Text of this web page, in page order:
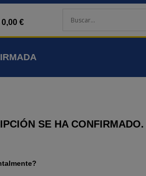
0,00 €
SE HA CONFIRMADO.